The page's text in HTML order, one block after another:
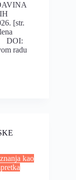
[str.
DOI:
radu
kao